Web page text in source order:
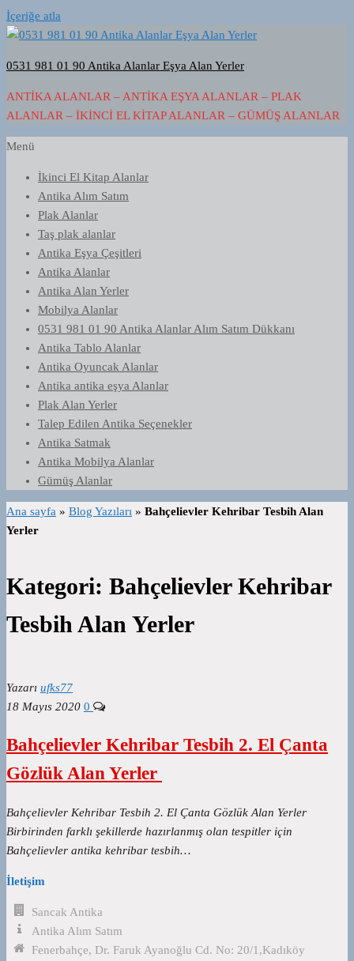
İçeriğe atla
0531 981 01 90 Antika Alanlar Eşya Alan Yerler
ANTIKA ALANLAR – ANTIKA EŞYA ALANLAR – PLAK
ALANLAR – İKINCI EL KITAP ALANLAR – GÜMÜŞ ALANLAR
Menü
İkinci El Kitap Alanlar
Antika Alım Satım
Plak Alanlar
Taş plak alanlar
Antika Eşya Çeşitleri
Antika Alanlar
Antika Alan Yerler
Mobilya Alanlar
0531 981 01 90 Antika Alanlar Alım Satım Dükkanı
Antika Tablo Alanlar
Antika Oyuncak Alanlar
Antika antika eşya Alanlar
Plak Alan Yerler
Talep Edilen Antika Seçenekler
Antika Satmak
Antika Mobilya Alanlar
Gümüş Alanlar
Ana sayfa » Blog Yazıları » Bahçelievler Kehribar Tesbih Alan
Yerler
Kategori: Bahçelievler Kehribar
Tesbih Alan Yerler
Yazarı ufks77
18 Mayıs 2020 0
Bahçelievler Kehribar Tesbih 2. El Çanta
Gözlük Alan Yerler
Bahçelievler Kehribar Tesbih 2. El Çanta Gözlük Alan Yerler
Birbirinden farklı şekillerde hazırlanmış olan tespitler için
Bahçelievler antika kehribar tesbih…
İletişim
Sancak Antika
Antika Alım Satım
Fenerbahçe, Dr. Faruk Ayanoğlu Cd. No: 20/1,Kadıköy